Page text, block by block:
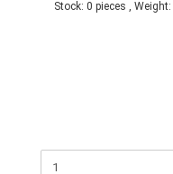
Stock: 0 pieces , Weight: